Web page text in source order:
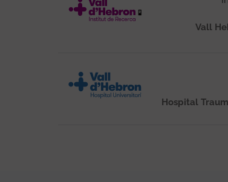
Vall
Hospital